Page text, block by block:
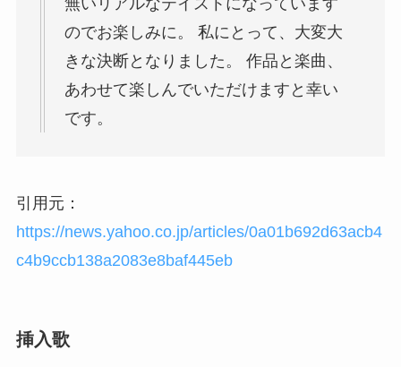
のでお楽しみに。 私にとって、大変大
きな決断となりました。 作品と楽曲、
あわせて楽しんでいただけますと幸い
です。
引用元：
https://news.yahoo.co.jp/articles/0a01b692d63acb4
c4b9ccb138a2083e8baf445eb
挿入歌